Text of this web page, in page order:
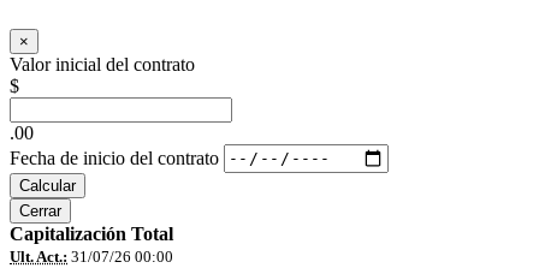
×
Valor inicial del contrato
$
.00
Fecha de inicio del contrato
Calcular
Cerrar
Capitalización Total
Ult. Act.: 31/07/26 00:00